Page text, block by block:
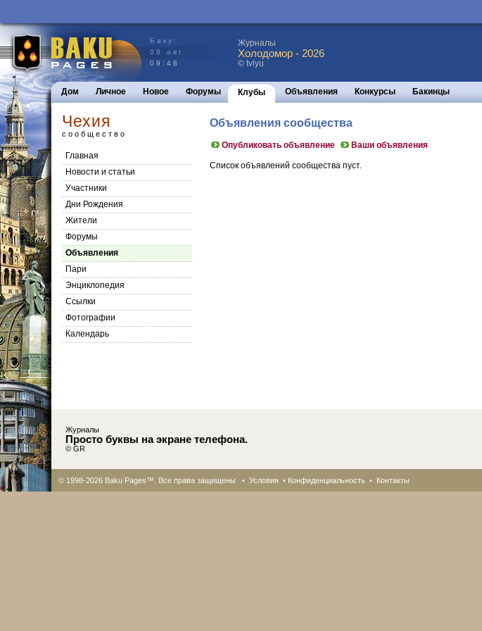
Баку:
08 авг.
09:48
Журналы
Холодомор - 2026
© tvlyu
Дом Личное Новое Форумы Клубы Объявления Конкурсы Бакинцы
Чехия
сообщество
Главная
Новости и статьи
Участники
Дни Рождения
Жители
Форумы
Объявления
Пари
Энциклопедия
Cсылки
Фотографии
Календарь
Объявления сообщества
Опубликовать объявление Ваши объявления
Список объявлений сообщества пуст.
Журналы
Просто буквы на экране телефона.
© GR
© 1998-2026 Baku Pages™. Все права защищены • Условия • Конфиденциальность • Контакты